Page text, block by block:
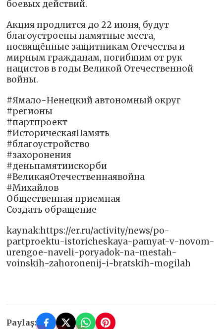
боевых действий.
Акция продлится до 22 июня, будут
благоустроены памятные места,
посвящённые защитникам Отечества и
мирным гражданам, погибшим от рук
нацистов в годы Великой Отечественной
войны.
#Ямало-Ненецкий автономный округ
#регионы
#партпроект
#ИсторическаяПамять
#благоустройство
#захоронения
#деньпамятиискорби
#ВеликаяОтечественнаявойна
#Михайлов
Общественная приемная
Создать обращение
kaynak:https://er.ru/activity/news/po-
partproektu-istoricheskaya-pamyat-v-novom-
urengoe-naveli-poryadok-na-mestah-
voinskih-zahoronenij-i-bratskih-mogilah
Paylaş: